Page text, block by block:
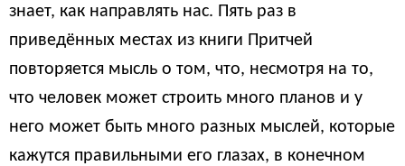
знает, как направлять нас. Пять раз в
приведённых местах из книги Притчей
повторяется мысль о том, что, несмотря на то,
что человек может строить много планов и у
него может быть много разных мыслей, которые
кажутся правильными его глазах, в конечном